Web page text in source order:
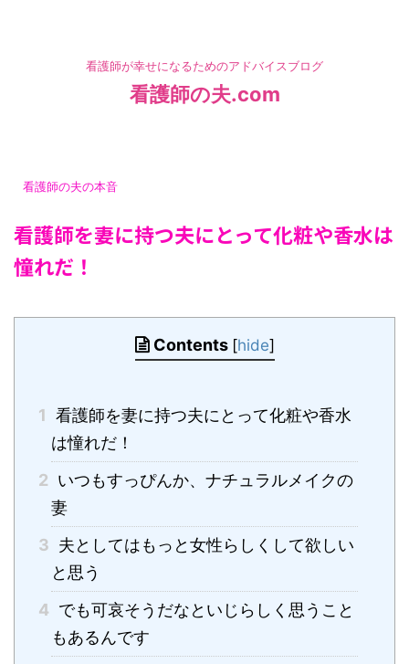
看護師が幸せになるためのアドバイスブログ
看護師の夫.com
看護師の夫の本音
看護師を妻に持つ夫にとって化粧や香水は
憧れだ！
Contents [hide]
1 看護師を妻に持つ夫にとって化粧や香水
は憧れだ！
2 いつもすっぴんか、ナチュラルメイクの
妻
3 夫としてはもっと女性らしくして欲しい
と思う
4 でも可哀そうだなといじらしく思うこと
もあるんです